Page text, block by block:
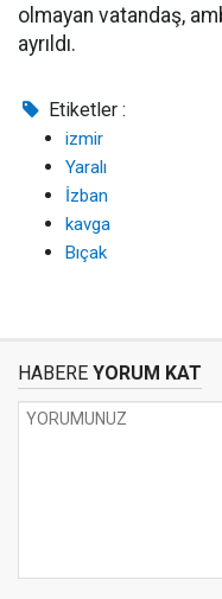
olmayan vatandaş,
ayrıldı.
Etiketler :
izmir
Yaralı
İzban
kavga
Bıçak
HABERE YORUM KAT